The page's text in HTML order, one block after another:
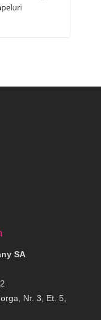
SA
Nr. 3, Et. 5,